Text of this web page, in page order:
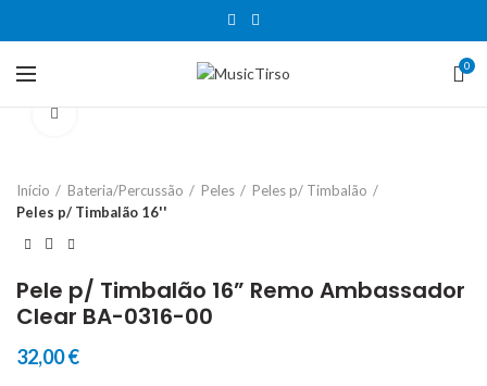
0
Início Bateria/Percussão Peles
Peles p/ Timbalão
Peles p/ Timbalão 16''
Pele p/ Timbalão 16” Remo Ambassador
Clear BA-0316-00
32,00€